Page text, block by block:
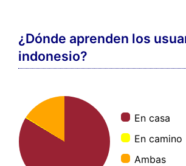
¿Dónde aprenden los
indonesio?
En casa
En camino
Ambas